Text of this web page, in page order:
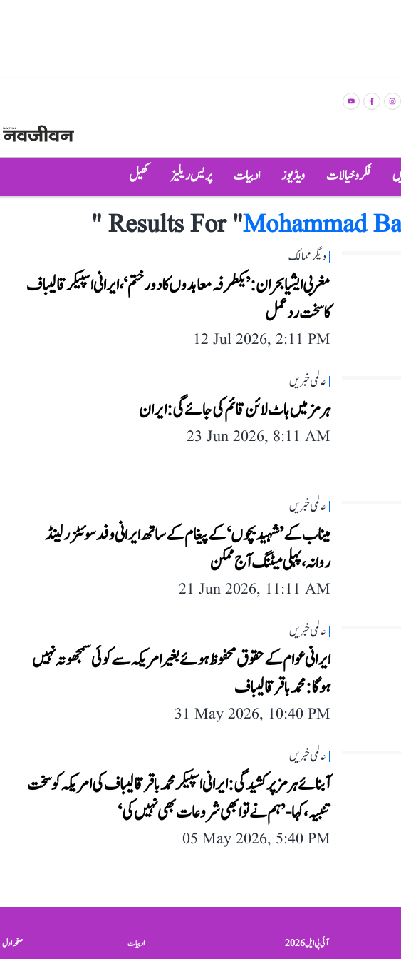
فکر و خیالات ویڈیوز ادبیات پریس ریلیز کھیل
Results For "Mohammad
"
دیگر ممالک
مغربی ایشیا بحران: ’یکطرفہ معاہدوں کا دور ختم‘، ایرانی اسپیکر قالیباف
کا سخت ردعمل
12 Jul 2026, 2:11 PM
عالمی خبریں
ہرمز میں ہاٹ لائن قائم کی جائے گی: ایران
23 Jun 2026, 8:11 AM
عالمی خبریں
میناب کے ’شہید بچوں‘ کے پیغام کے ساتھ ایرانی وفد سوئٹزرلینڈ
روانہ، پہلی میٹنگ آج ممکن
21 Jun 2026, 11:11 AM
عالمی خبریں
ایرانی عوام کے حقوق محفوظ ہوئے بغیر امریکہ سے کوئی سمجھوتہ نہیں
ہوگا: محمد باقر قالیباف
31 May 2026, 10:40 PM
عالمی خبریں
آبنائے ہرمز پر کشیدگی: ایرانی اسپیکر محمد باقر قالیباف کی امریکہ کو سخت
تنبیہ، کہا- ’ہم نے تو ابھی شروعات بھی نہیں کی‘
05 May 2026, 5:40 PM
صفحہ اول ادبیات آئی پی ایل 2026